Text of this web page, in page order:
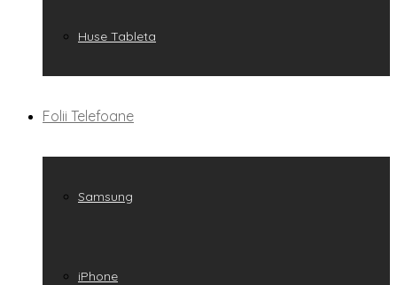
Huse Tableta
Folii Telefoane
Samsung
iPhone